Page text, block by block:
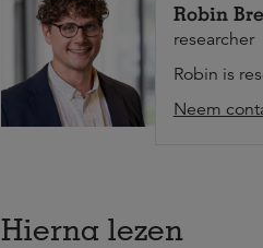
Robin
researcher
Robin is
Neem
Hierna lezen